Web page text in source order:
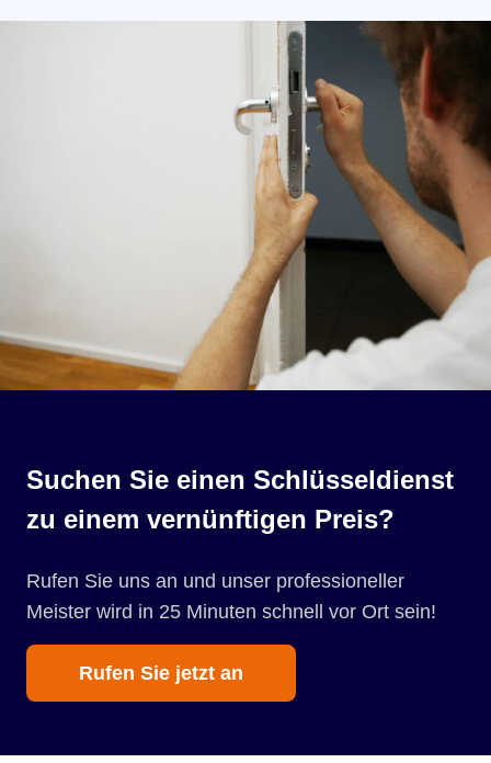
Suchen Sie einen Schlüsseldienst
zu einem vernünftigen Preis?
Rufen Sie uns an und unser professioneller
Meister wird in 25 Minuten schnell vor Ort sein!
Rufen Sie jetzt an